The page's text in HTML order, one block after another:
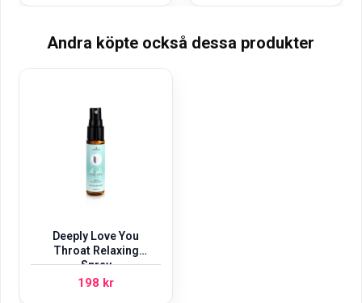
Andra köpte också dessa produkter
Deeply Love You
Throat Relaxing
Spray
198 kr